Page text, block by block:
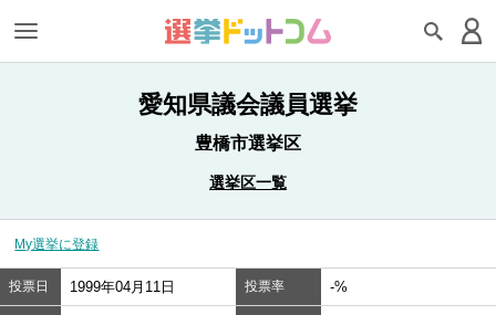
愛知県議会議員選挙
豊橋市選挙区
選挙区一覧
My選挙に登録
投票日 1999年04月11日 投票率 -%